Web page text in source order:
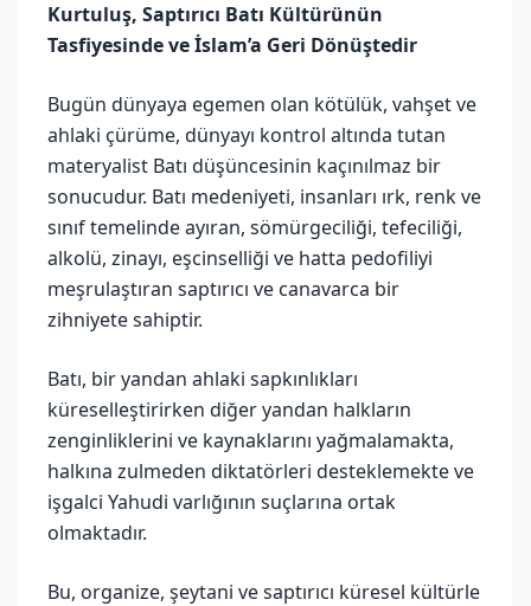
Kurtuluş, Saptırıcı Batı Kültürünün
Tasfiyesinde ve İslam’a Geri Dönüştedir
Bugün dünyaya egemen olan kötülük, vahşet ve
ahlaki çürüme, dünyayı kontrol altında tutan
materyalist Batı düşüncesinin kaçınılmaz bir
sonucudur. Batı medeniyeti, insanları ırk, renk ve
sınıf temelinde ayıran, sömürgeciliği, tefeciliği,
alkolü, zinayı, eşcinselliği ve hatta pedofiliyi
meşrulaştıran saptırıcı ve canavarca bir
zihniyete sahiptir.
Batı, bir yandan ahlaki sapkınlıkları
küreselleştirirken diğer yandan halkların
zenginliklerini ve kaynaklarını yağmalamakta,
halkına zulmeden diktatörleri desteklemekte ve
işgalci Yahudi varlığının suçlarına ortak
olmaktadır.
Bu, organize, şeytani ve saptırıcı küresel kültürle